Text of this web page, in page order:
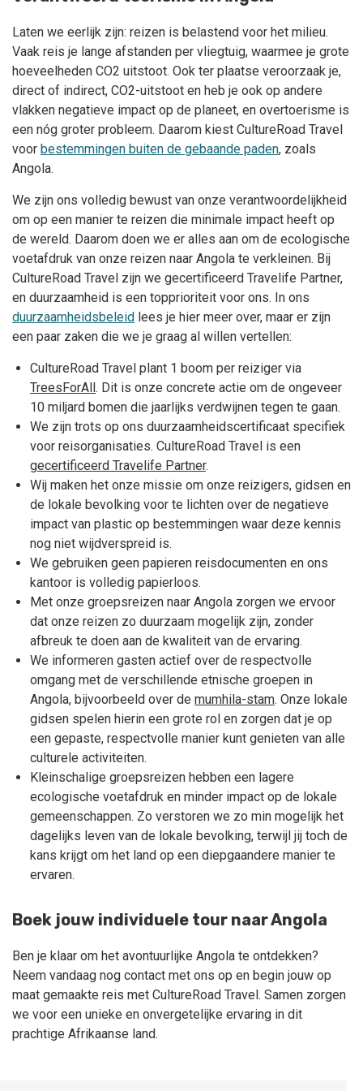
Laten we eerlijk zijn: reizen is belastend voor het milieu.
Vaak reis je lange afstanden per vliegtuig, waarmee je grote
hoeveelheden CO2 uitstoot. Ook ter plaatse veroorzaak je,
direct of indirect, CO2-uitstoot en heb je ook op andere
vlakken negatieve impact op de planeet, en overtoerisme is
een nóg groter probleem. Daarom kiest CultureRoad Travel
voor bestemmingen buiten de gebaande paden, zoals
Angola.
We zijn ons volledig bewust van onze verantwoordelijkheid
om op een manier te reizen die minimale impact heeft op
de wereld. Daarom doen we er alles aan om de ecologische
voetafdruk van onze reizen naar Angola te verkleinen. Bij
CultureRoad Travel zijn we gecertificeerd Travelife Partner,
en duurzaamheid is een topprioriteit voor ons. In ons
duurzaamheidsbeleid lees je hier meer over, maar er zijn
een paar zaken die we je graag al willen vertellen:
CultureRoad Travel plant 1 boom per reiziger via
TreesForAll . Dit is onze concrete actie om de ongeveer
10 miljard bomen die jaarlijks verdwijnen tegen te gaan.
We zijn trots op ons duurzaamheidscertificaat specifiek
voor reisorganisaties. CultureRoad Travel is een
gecertificeerd Travelife Partner.
Wij maken het onze missie om onze reizigers, gidsen en
de lokale bevolking voor te lichten over de negatieve
impact van plastic op bestemmingen waar deze kennis
nog niet wijdverspreid is.
We gebruiken geen papieren reisdocumenten en ons
kantoor is volledig papierloos.
Met onze groepsreizen naar Angola zorgen we ervoor
dat onze reizen zo duurzaam mogelijk zijn, zonder
afbreuk te doen aan de kwaliteit van de ervaring.
We informeren gasten actief over de respectvolle
omgang met de verschillende etnische groepen in
Angola, bijvoorbeeld over de mumhila-stam. Onze lokale
gidsen spelen hierin een grote rol en zorgen dat je op
een gepaste, respectvolle manier kunt genieten van alle
culturele activiteiten.
Kleinschalige groepsreizen hebben een lagere
ecologische voetafdruk en minder impact op de lokale
gemeenschappen. Zo verstoren we zo min mogelijk het
dagelijks leven van de lokale bevolking, terwijl jij toch de
kans krijgt om het land op een diepgaandere manier te
ervaren.
Boek jouw individuele tour naar Angola
Ben je klaar om het avontuurlijke Angola te ontdekken?
Neem vandaag nog contact met ons op en begin jouw op
maat gemaakte reis met CultureRoad Travel. Samen zorgen
we voor een unieke en onvergetelijke ervaring in dit
prachtige Afrikaanse land.